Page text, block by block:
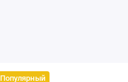
Популярный